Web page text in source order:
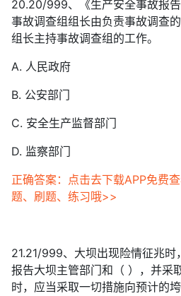
20.20/999、《生产安全事故报告
事故调查组组长由负责事故调查
组长主持事故调查组的工作。
A. 人民政府
B. 公安部门
C. 安全生产监督部门
D. 监察部门
正确答案：点击去下载APP免费
题、刷题、练习哦>>
21.21/999、大坝出现险情征兆时
报告大坝主管部门和（ ），并采
时，应当采取一切措施向预计的